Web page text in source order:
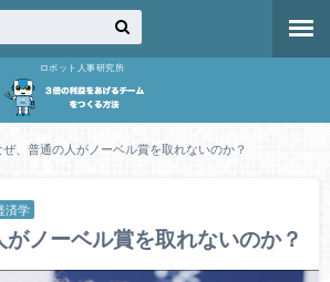
ロボット人事研究所
ぜ、普通の人がノーベル賞を取れないのか？
済学
ノーベル賞を取れないのか？